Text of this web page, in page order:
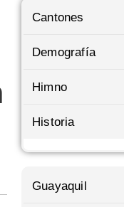
Cantones
Demografía
Himno
Historia
Guayaquil